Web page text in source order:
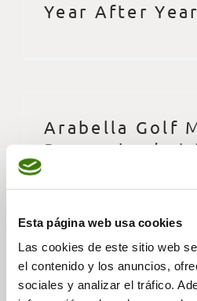
Esta página web usa cookies
Las cookies de este sitio web
el contenido y los anuncios,
sociales y analizar el tráfico.
Year After Year
Arabella Golf
Recognized at
Excellence